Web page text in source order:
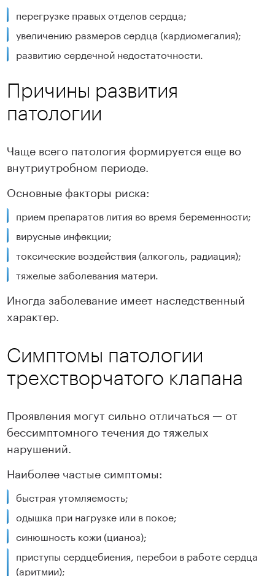
перегрузке правых отделов сердца;
увеличению размеров сердца (кардиомегалия);
развитию сердечной недостаточности.
Причины развития
патологии
Чаще всего патология формируется еще во
внутриутробном периоде.
Основные факторы риска:
прием препаратов лития во время беременности;
вирусные инфекции;
токсические воздействия (алкоголь, радиация);
тяжелые заболевания матери.
Иногда заболевание имеет наследственный
характер.
Симптомы патологии
трехстворчатого клапана
Проявления могут сильно отличаться — от
бессимптомного течения до тяжелых
нарушений.
Наиболее частые симптомы:
быстрая утомляемость;
одышка при нагрузке или в покое;
синюшность кожи (цианоз);
приступы сердцебиения, перебои в работе сердца
(аритмии);